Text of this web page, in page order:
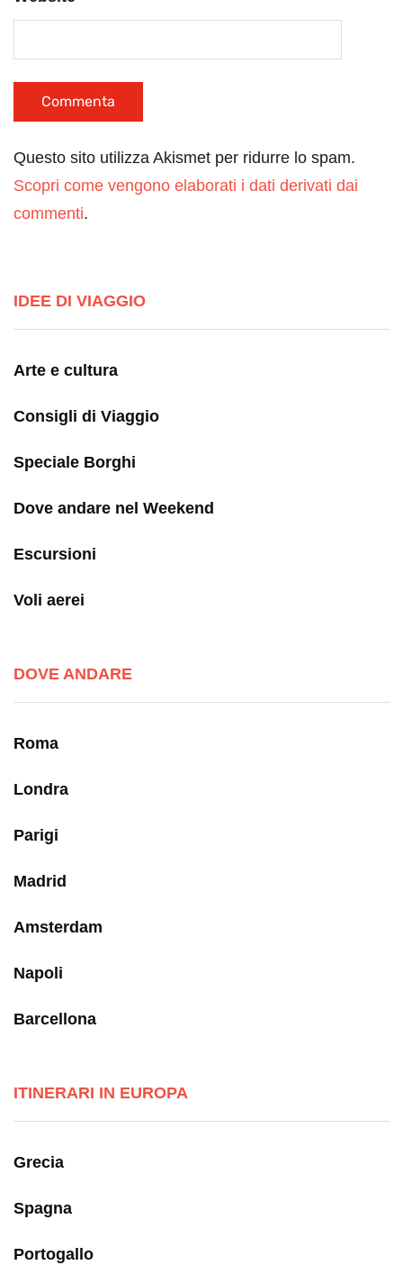
Questo sito utilizza Akismet per ridurre lo spam.
Scopri come vengono elaborati i dati derivati dai
commenti.
IDEE DI VIAGGIO
Arte e cultura
Consigli di Viaggio
Speciale Borghi
Dove andare nel Weekend
Escursioni
Voli aerei
DOVE ANDARE
Roma
Londra
Parigi
Madrid
Amsterdam
Napoli
Barcellona
ITINERARI IN EUROPA
Grecia
Spagna
Portogallo